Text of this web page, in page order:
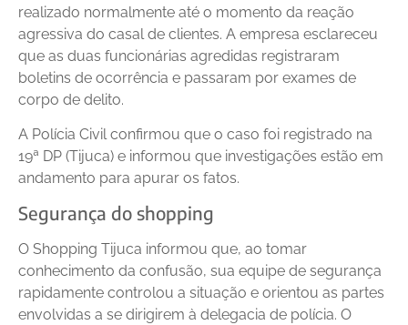
realizado normalmente até o momento da reação
agressiva do casal de clientes. A empresa esclareceu
que as duas funcionárias agredidas registraram
boletins de ocorrência e passaram por exames de
corpo de delito.
A Polícia Civil confirmou que o caso foi registrado na
19ª DP (Tijuca) e informou que investigações estão em
andamento para apurar os fatos.
Segurança do shopping
O Shopping Tijuca informou que, ao tomar
conhecimento da confusão, sua equipe de segurança
rapidamente controlou a situação e orientou as partes
envolvidas a se dirigirem à delegacia de polícia. O